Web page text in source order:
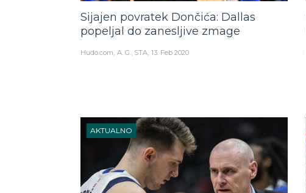
Sijajen povratek Dončića: Dallas
popeljal do zanesljive zmage
Hudo.com A. G., STA 13. Feb 2020
AKTUALNO